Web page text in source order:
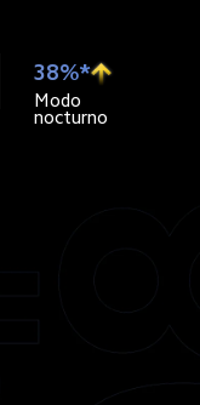
38%*
Modo
nocturno